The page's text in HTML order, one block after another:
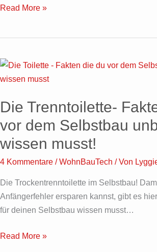
Read More »
Die Trenntoilette-
vor dem Selbstbau
wissen musst!
4 Kommentare /WohnBauTech / Von
Die Trockentrenntoilette im Selbstbau!
Anfängerfehler ersparen kannst, gibt es
für deinen Selbstbau wissen musst…
Die
Trenntoilette-
die
vor
dem
Selbstbau
wissen
musst!
Read More »